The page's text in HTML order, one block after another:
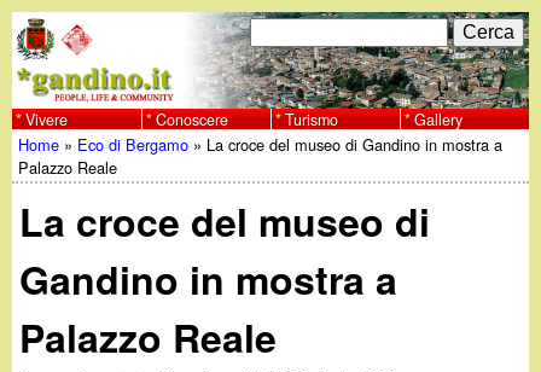
al
contenuto
principale
w
w
w
.
F
o
r
d
i
r
C
e
r
c
a
Vivere Conoscere Turismo Gallery
Tu
sei
qui
Home » Eco di Bergamo » La croce del museo di Gandino in mostra a
Palazzo Reale
La croce del museo di
Gandino in mostra a
Palazzo Reale